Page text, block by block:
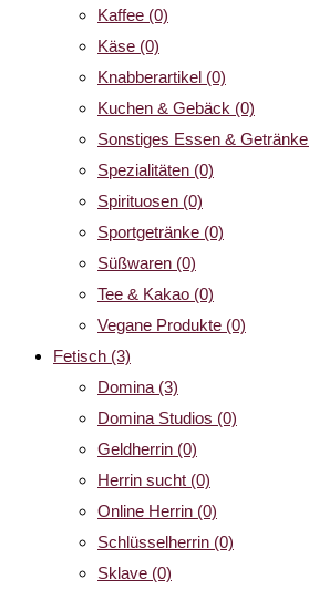
Kaffee (0)
Käse (0)
Knabberartikel (0)
Kuchen & Gebäck (0)
Sonstiges Essen & Getränke
Spezialitäten (0)
Spirituosen (0)
Sportgetränke (0)
Süßwaren (0)
Tee & Kakao (0)
Vegane Produkte (0)
Fetisch (3)
Domina (3)
Domina Studios (0)
Geldherrin (0)
Herrin sucht (0)
Online Herrin (0)
Schlüsselherrin (0)
Sklave (0)